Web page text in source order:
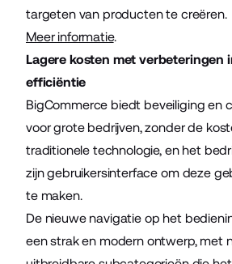
targeten van producten te creëren.
Meer informatie.
Lagere kosten met verbeteringen
efficiëntie
BigCommerce biedt beveiliging en
voor grote bedrijven, zonder de
traditionele technologie, en het
zijn gebruikersinterface om deze
te maken.
De nieuwe navigatie op het
een strak en modern ontwerp, met